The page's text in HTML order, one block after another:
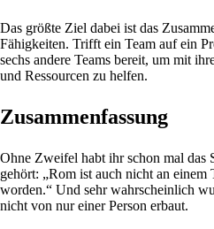
Das größte Ziel dabei ist das
Fähigkeiten. Trifft ein Team auf ein
sechs andere Teams bereit, um mit
und Ressourcen zu helfen.
Zusammenfassung
Ohne Zweifel habt ihr schon mal das
gehört: „Rom ist auch nicht an einem
worden.“ Und sehr wahrscheinlich
nicht von nur einer Person erbaut.